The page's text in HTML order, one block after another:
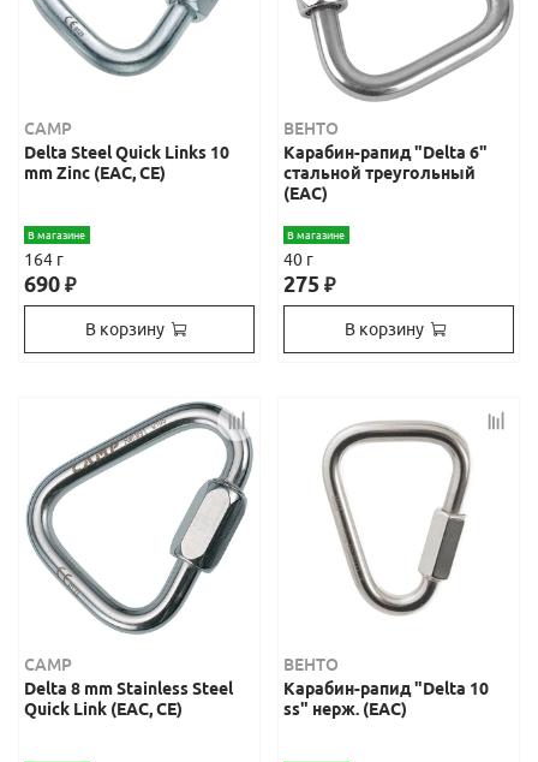
CAMP
Delta Steel Quick Links 10
mm Zinc (ЕАС, СЕ)
В магазине
164 г
690₽
В корзину
ВЕНТО
Карабин-рапид "Delta 6"
стальной треугольный
(ЕАС)
В магазине
40 г
275₽
В корзину
CAMP
Delta 8 mm Stainless Steel
Quick Link (ЕАС, СЕ)
ВЕНТО
Карабин-рапид "Delta 10
ss" нерж. (ЕАС)